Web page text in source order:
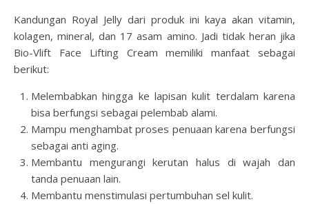
Kandungan Royal Jelly dari produk ini kaya akan vitamin,
kolagen, mineral, dan 17 asam amino. Jadi tidak heran jika
Bio-Vlift Face Lifting Cream memiliki manfaat sebagai
berikut:
Melembabkan hingga ke lapisan kulit terdalam karena
bisa berfungsi sebagai pelembab alami.
Mampu menghambat proses penuaan karena berfungsi
sebagai anti aging.
Membantu mengurangi kerutan halus di wajah dan
tanda penuaan lain.
Membantu menstimulasi pertumbuhan sel kulit.